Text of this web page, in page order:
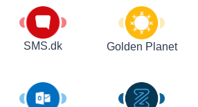
SMS.dk Golden Planet